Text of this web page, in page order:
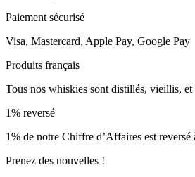
Paiement sécurisé
Visa, Mastercard, Apple Pay, Google Pay
Produits français
Tous nos whiskies sont distillés, vieillis, et
1% reversé
1% de notre Chiffre d’Affaires est reversé
Prenez des nouvelles !